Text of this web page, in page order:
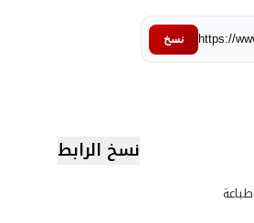
https:// نسخ
نسخ الرابط
طباعة